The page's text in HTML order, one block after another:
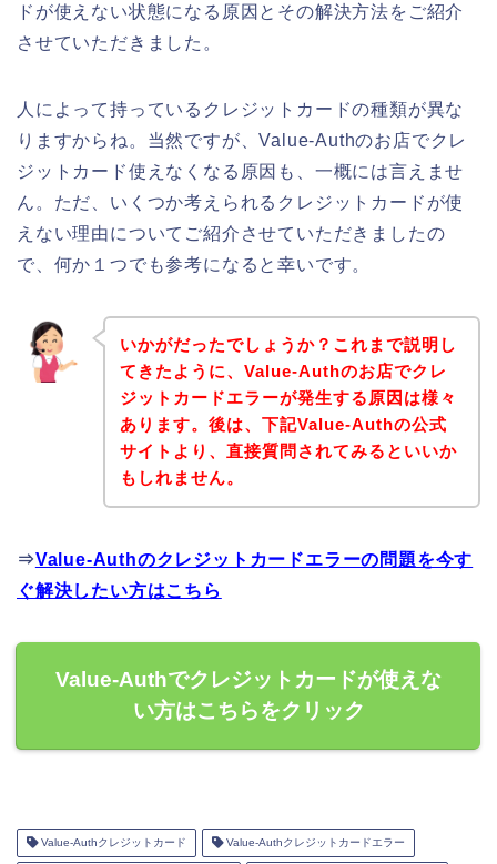
ドが使えない状態になる原因とその解決方法をご紹介
させていただきました。
人によって持っているクレジットカードの種類が異な
りますからね。当然ですが、Value-Authのお店でクレ
ジットカード使えなくなる原因も、一概には言えませ
ん。ただ、いくつか考えられるクレジットカードが使
えない理由についてご紹介させていただきましたの
で、何か１つでも参考になると幸いです。
いかがだったでしょうか？これまで説明し
てきたように、Value-Authのお店でクレ
ジットカードエラーが発生する原因は様々
あります。後は、下記Value-Authの公式
サイトより、直接質問されてみるといいか
もしれません。
⇒Value-Authのクレジットカードエラーの問題を今す
ぐ解決したい方はこちら
Value-Authでクレジットカードが使えな
い方はこちらをクリック
Value-Authクレジットカード Value-Authクレジットカードエラー